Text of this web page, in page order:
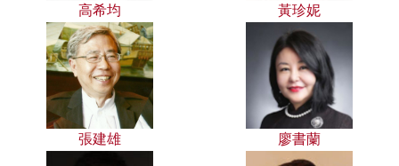
高希均 黃珍妮
張建雄 廖書蘭